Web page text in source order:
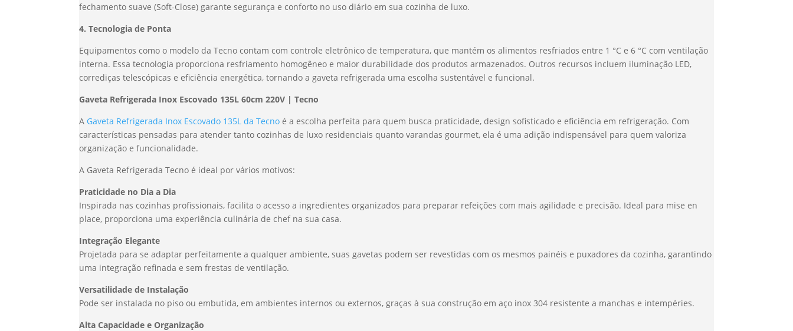
fechamento suave (Soft-Close) garante segurança e conforto no uso diário em sua cozinha de luxo.
4. Tecnologia de Ponta
Equipamentos como o modelo da Tecno contam com controle eletrônico de temperatura, que mantém os alimentos resfriados entre 1 °C e 6 °C com ventilação
interna. Essa tecnologia proporciona resfriamento homogêneo e maior durabilidade dos produtos armazenados. Outros recursos incluem iluminação LED,
corrediças telescópicas e eficiência energética, tornando a gaveta refrigerada uma escolha sustentável e funcional.
Gaveta Refrigerada Inox Escovado 135L 60cm 220V | Tecno
A Gaveta Refrigerada Inox Escovado 135L da Tecno é a escolha perfeita para quem busca praticidade, design sofisticado e eficiência em refrigeração. Com
características pensadas para atender tanto cozinhas de luxo residenciais quanto varandas gourmet, ela é uma adição indispensável para quem valoriza
organização e funcionalidade.
A Gaveta Refrigerada Tecno é ideal por vários motivos:
Praticidade no Dia a Dia
Inspirada nas cozinhas profissionais, facilita o acesso a ingredientes organizados para preparar refeições com mais agilidade e precisão. Ideal para mise en
place, proporciona uma experiência culinária de chef na sua casa.
Integração Elegante
Projetada para se adaptar perfeitamente a qualquer ambiente, suas gavetas podem ser revestidas com os mesmos painéis e puxadores da cozinha, garantindo
uma integração refinada e sem frestas de ventilação.
Versatilidade de Instalação
Pode ser instalada no piso ou embutida, em ambientes internos ou externos, graças à sua construção em aço inox 304 resistente a manchas e intempéries.
Alta Capacidade e Organização